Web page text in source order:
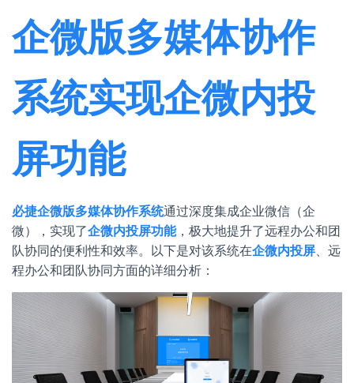
企微版多媒体协作
系统实现企微内投
屏功能
必捷企微版多媒体协作系统通过深度集成企业微信（企
微），实现了企微内投屏功能，极大地提升了远程办公和团
队协同的便利性和效率。以下是对该系统在企微内投屏、远
程办公和团队协同方面的详细分析：